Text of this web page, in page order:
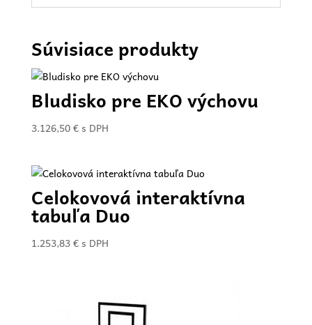
Súvisiace produkty
Bludisko pre EKO výchovu
3.126,50€ s DPH
Celokovová interaktívna
tabuľa Duo
1.253,83€ s DPH